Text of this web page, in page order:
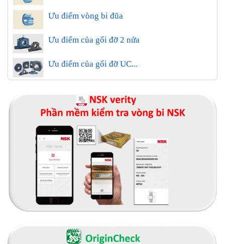
Ưu điểm vòng bi đũa
Ưu điểm của gối đỡ 2 nửa
Ưu điểm của gối đỡ UC...